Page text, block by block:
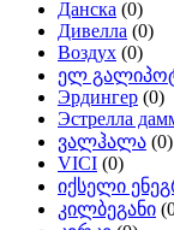
Данска (0)
Дивелла (0)
Воздух (0)
ელ
Эрдингер (0)
Эстрелла
ვალჰალა (0)
VICI (0)
იქსელი
კილბეგანი